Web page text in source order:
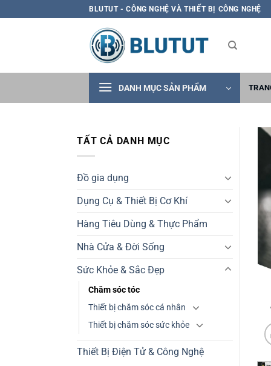
to
BLUTUT - CÔNG NGHỆ VÀ THIẾT BỊ CÔNG NGHỆ
DANH MỤC SẢN PHẨM
TẤT CẢ DANH MỤC
Đồ gia dụng
Dụng Cụ & Thiết Bị Cơ Khí
Hàng Tiêu Dùng & Thực Phẩm
Nhà Cửa & Đời Sống
Sức Khỏe & Sắc Đẹp
Chăm sóc tóc
Thiết bị chăm sóc cá nhân
Thiết bị chăm sóc sức khỏe
Thiết Bị Điện Tử & Công Nghệ